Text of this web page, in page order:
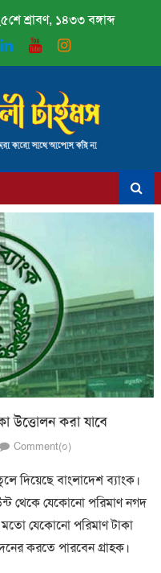
শ্রাবণ, ১৪৩৩ বঙ্গাব্দ
উত্তোলন করা যাবে
Comment(০)
দিয়েছে বাংলাদেশ ব্যাংক।
থেকে যেকোনো পরিমাণ নগদ
যেকোনো পরিমাণ টাকা
করতে পারবেন গ্রাহক।